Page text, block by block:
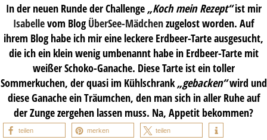
In der neuen Runde der Challenge „Koch mein Rezept“ist mir
Isabellevom Blog ÜberSee-Mädchenzugelost worden. Auf
ihrem Blog habe ich mir eine leckere Erdbeer-Tarte ausgesucht,
die ich ein klein wenig umbenannt habe in Erdbeer-Tarte mit
weißer Schoko-Ganache. Diese Tarte ist ein toller
Sommerkuchen, der quasi im Kühlschrank„gebacken“wird und
diese Ganache ein Träumchen, den man sich in aller Ruhe auf
der Zunge zergehen lassen muss. Na, Appetit bekommen?
teilen merken teilen